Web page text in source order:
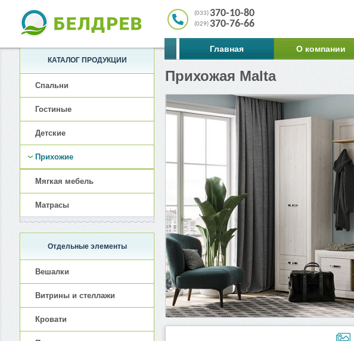
(033) 370-10-80
(029) 370-76-66
Главная О компании
Прихожая Malta
КАТАЛОГ ПРОДУКЦИИ
Спальни
Гостиные
Детские
Прихожие
Мягкая мебель
Матрасы
Отдельные элементы
Вешалки
Витрины и стеллажи
Кровати